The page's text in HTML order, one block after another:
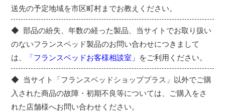
送先の予定地域を市区町村までお教えください。
部品の紛失、年数の経った製品、当サイトでお取り扱い
のないフランスベッド製品のお問い合わせにつきまして
は、
「フランスベッドお客様相談室」 をご利用ください。
当サイト「フランスベッドショッププラス」以外でご購
入された商品の故障・初期不良等については、ご購入をさ
れた店舗様へお問い合わせください。